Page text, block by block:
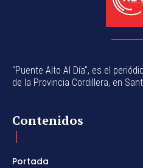
"Puente Alto Al Día", es el
de la Provincia Cordillera, en
Contenidos
Portada